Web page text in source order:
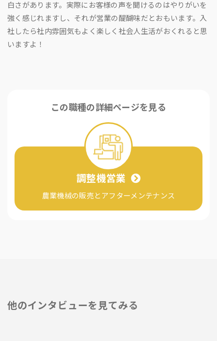
白さがあります。実際にお客様の声を聞けるのはやりがいを
強く感じれますし、それが営業の醍醐味だとおもいます。入
社したら社内雰囲気もよく楽しく社会人生活がおくれると思
いますよ！
この職種の詳細ページを見る
調整機営業
農業機械の販売とアフターメンテナンス
他のインタビューを見てみる